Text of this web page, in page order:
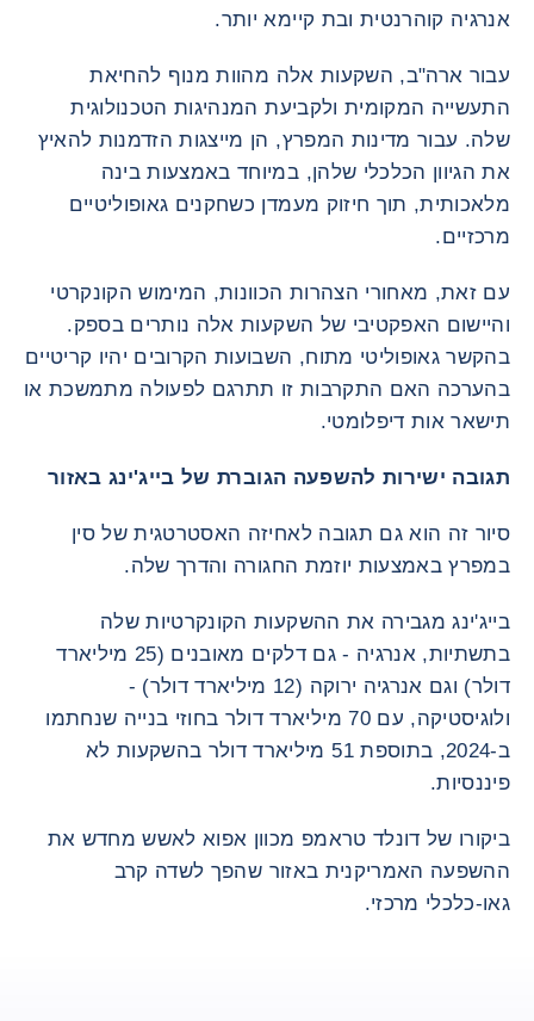
אנרגיה קוהרנטית ובת קיימא יותר.
עבור ארה"ב, השקעות אלה מהוות מנוף להחיאת
התעשייה המקומית ולקביעת המנהיגות הטכנולוגית
שלה. עבור מדינות המפרץ, הן מייצגות הזדמנות להאיץ
את הגיוון הכלכלי שלהן, במיוחד באמצעות בינה
מלאכותית, תוך חיזוק מעמדן כשחקנים גאופוליטיים
מרכזיים.
עם זאת, מאחורי הצהרות הכוונות, המימוש הקונקרטי
והיישום האפקטיבי של השקעות אלה נותרים בספק.
בהקשר גאופוליטי מתוח, השבועות הקרובים יהיו קריטיים
בהערכה האם התקרבות זו תתרגם לפעולה מתמשכת או
תישאר אות דיפלומטי.
תגובה ישירות להשפעה הגוברת של בייג'ינג באזור
סיור זה הוא גם תגובה לאחיזה האסטרטגית של סין
במפרץ באמצעות יוזמת החגורה והדרך שלה.
בייג'ינג מגבירה את ההשקעות הקונקרטיות שלה
בתשתיות, אנרגיה - גם דלקים מאובנים (25 מיליארד
דולר) וגם אנרגיה ירוקה (12 מיליארד דולר) -
ולוגיסטיקה, עם 70 מיליארד דולר בחוזי בנייה שנחתמו
ב-2024, בתוספת 51 מיליארד דולר בהשקעות לא
פיננסיות.
ביקורו של דונלד טראמפ מכוון אפוא לאשש מחדש את
ההשפעה האמריקנית באזור שהפך לשדה קרב
גאו-כלכלי מרכזי.